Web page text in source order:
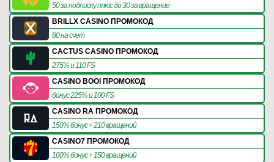
50 за подписку плюс до 30 за вращение
BRILLX CASINO ПРОМОКОД
80 на счет
CACTUS CASINO ПРОМОКОД
275% и 110 FS
CASINO BOOI ПРОМОКОД
бонус 225% и 100 FS
CASINO RA ПРОМОКОД
150% бонус + 210 вращений
CASINO7 ПРОМОКОД
100% бонус + 150 вращений